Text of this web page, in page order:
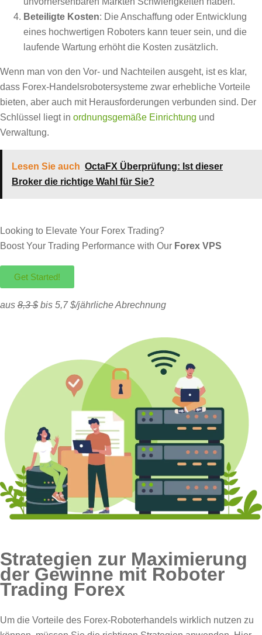
Beteiligte Kosten: Die Anschaffung oder Entwicklung
eines hochwertigen Roboters kann teuer sein, und die
laufende Wartung erhöht die Kosten zusätzlich.
Wenn man von den Vor- und Nachteilen ausgeht, ist es klar,
dass Forex-Handelsrobotersysteme zwar erhebliche Vorteile
bieten, aber auch mit Herausforderungen verbunden sind. Der
Schlüssel liegt in ordnungsgemäße Einrichtung und
Verwaltung.
Lesen Sie auch OctaFX Überprüfung: Ist dieser
Broker die richtige Wahl für Sie?
Looking to Elevate Your Forex Trading?
Boost Your Trading Performance with Our Forex VPS
Get Started!
aus 8,3 $ bis 5,7 $/jährliche Abrechnung
Strategien zur Maximierung
der Gewinne mit Roboter
Trading Forex
Um die Vorteile des Forex-Roboterhandels wirklich nutzen zu